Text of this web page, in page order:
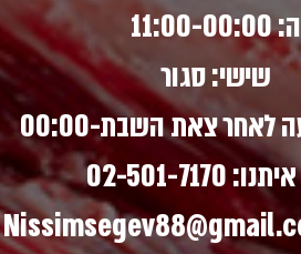
ה: 11:00-00:00
שישי: סגור
צאת השבת-00:00
איתנו:02-501-7170